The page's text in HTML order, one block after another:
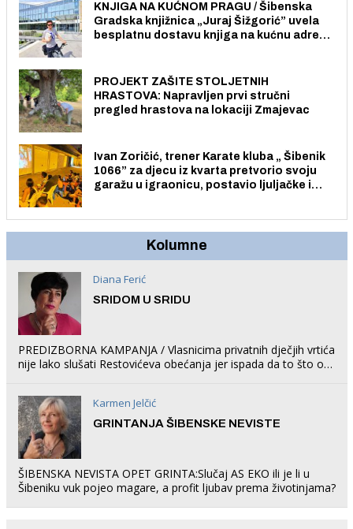
KNJIGA NA KUĆNOM PRAGU / Šibenska
Gradska knjižnica „Juraj Šižgorić” uvela
besplatnu dostavu knjiga na kućnu adresu
PROJEKT ZAŠITE STOLJETNIH
HRASTOVA: Napravljen prvi stručni
pregled hrastova na lokaciji Zmajevac
Ivan Zoričić, trener Karate kluba „ Šibenik
1066” za djecu iz kvarta pretvorio svoju
garažu u igraonicu, postavio ljuljačke i
Kolumne
Diana Ferić
SRIDOM U SRIDU
PREDIZBORNA KAMPANJA / Vlasnicima privatnih dječjih vrtića
nije lako slušati Restovićeva obećanja jer ispada da to što oni
Karmen Jelčić
GRINTANJA ŠIBENSKE NEVISTE
ŠIBENSKA NEVISTA OPET GRINTA:Slučaj AS EKO ili je li u
Šibeniku vuk pojeo magare, a profit ljubav prema životinjama?